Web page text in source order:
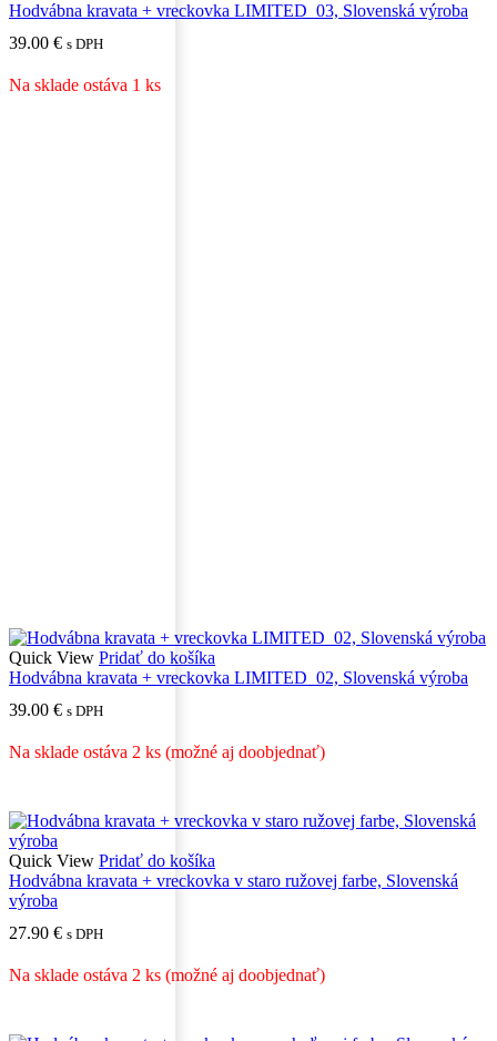
Hodvábna kravata + vreckovka LIMITED_03, Slovenská výroba
39.00 € s DPH
Na sklade ostáva 1 ks
Quick View Pridať do košíka
Hodvábna kravata + vreckovka LIMITED_02, Slovenská výroba
39.00 € s DPH
Na sklade ostáva 2 ks (možné aj doobjednať)
Quick View Pridať do košíka
Hodvábna kravata + vreckovka v staro ružovej farbe, Slovenská
výroba
27.90 € s DPH
Na sklade ostáva 2 ks (možné aj doobjednať)